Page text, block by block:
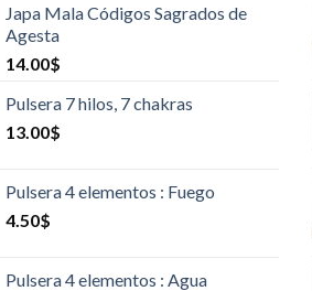
Japa Mala Códigos Sagrados de
Agesta
14.00$
Pulsera 7 hilos, 7 chakras
13.00$
Pulsera 4 elementos : Fuego
4.50$
Pulsera 4 elementos : Agua